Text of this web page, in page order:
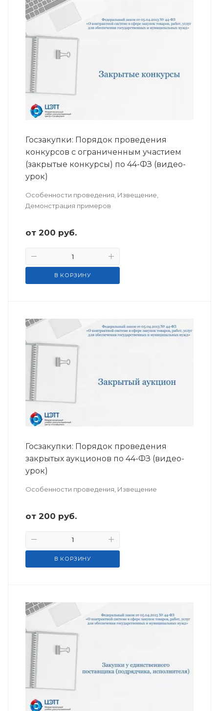
Госзакупки: Порядок проведения
конкурсов с ограниченным участием
(закрытые конкурсы) по 44-ФЗ (видео-
урок)
Особенности проведения, Извещение,
Демонстрация примеров
от 200 руб.
В КОРЗИНУ
Госзакупки: Порядок проведения
закрытых аукционов по 44-ФЗ (видео-
урок)
Особенности проведения, Извещение
от 200 руб.
В КОРЗИНУ